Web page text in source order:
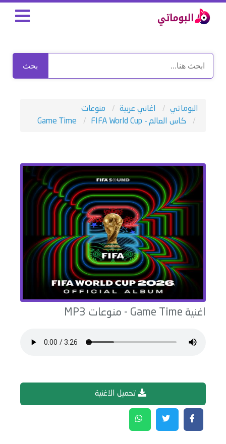
بحث
البوماتي اغاني عربية
منوعات
كاس العالم - FIFA World Cup
Game Time
اغنية Game Time
- منوعات
تحميل الاغنية